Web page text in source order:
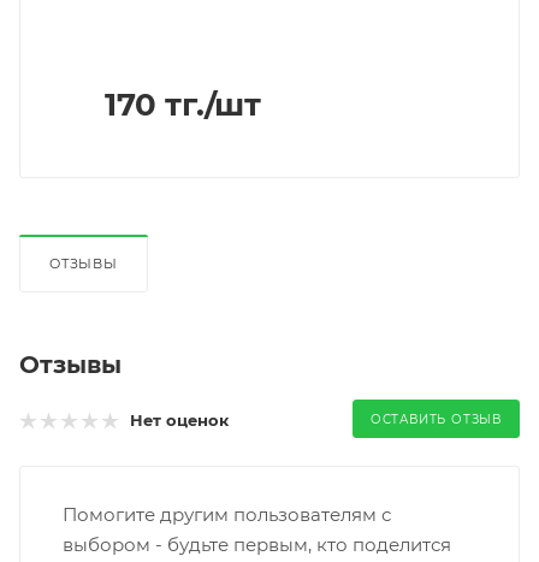
170 тг./шт
ОТЗЫВЫ
Отзывы
Нет оценок ОСТАВИТЬ ОТЗЫВ
Помогите другим пользователям с
выбором - будьте первым, кто поделится